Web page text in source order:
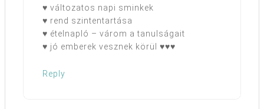
♥ változatos napi sminkek
♥ rend szintentartása
♥ ételnapló – várom a tanulságait
♥ jó emberek vesznek körül ♥♥♥
Reply